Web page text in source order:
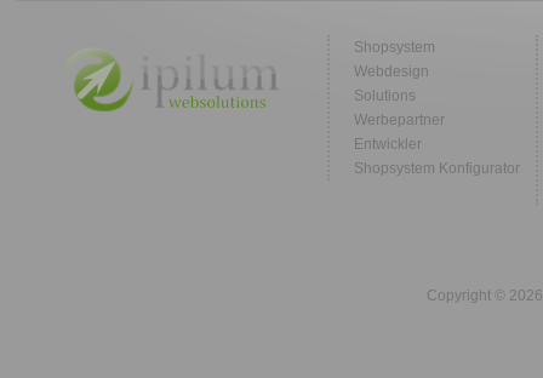
Shopsystem
Webdesign
Solutions
Werbepartner
Entwickler
Shopsystem Konfigurator
Copyright ©